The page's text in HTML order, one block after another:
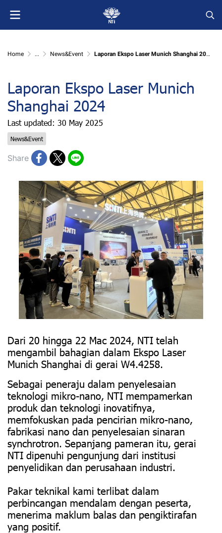
Home ... News&Event Laporan Ekspo Laser Munich Shanghai 2024
Laporan Ekspo Laser Munich
Shanghai 2024
Last updated: 30 May 2025
News&Event
Share
Dari 20 hingga 22 Mac 2024, NTI telah
mengambil bahagian dalam Ekspo Laser
Munich Shanghai di gerai W4.4258.
Sebagai peneraju dalam penyelesaian
teknologi mikro-nano, NTI mempamerkan
produk dan teknologi inovatifnya,
memfokuskan pada pencirian mikro-nano,
fabrikasi nano dan penyelesaian sinaran
synchrotron. Sepanjang pameran itu, gerai
NTI dipenuhi pengunjung dari institusi
penyelidikan dan perusahaan industri.
Pakar teknikal kami terlibat dalam
perbincangan mendalam dengan peserta,
menerima maklum balas dan pengiktirafan
yang positif.